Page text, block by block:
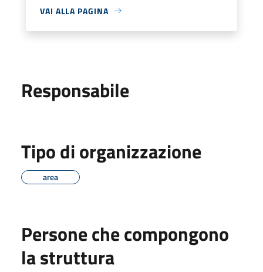
VAI ALLA PAGINA
Responsabile
Tipo di organizzazione
area
Persone che compongono
la struttura